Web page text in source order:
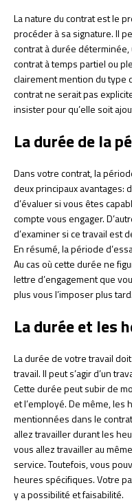
La nature du contrat est le
procéder à sa signature. Il
contrat à durée
contrat à temps partiel ou
clairement mention du type
contrat ne serait pas
insister pour qu’elle soit
La durée de la
Dans votre contrat, la
deux principaux avantages:
d’évaluer si vous êtes
compte vous engager.
d’examiner si ce travail est
En résumé, la période
Au cas où cette durée ne
lettre d’engagement que
plus vous l’imposer plus tard.
La durée et les
La durée de votre travail
travail. Il peut s’agir d’un
Cette durée peut subir de
et l’employé. De même,
mentionnées dans le
allez travailler durant les
vous allez travailler au
service. Toutefois, vous
heures spécifiques. Votre
y a possibilité et faisabilité.